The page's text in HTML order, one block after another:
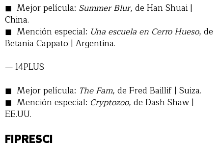
Mejor película: Summer Blur, de Han Shuai |
China.
Mención especial: Una escuela en Cerro Hueso, de
Betania Cappato | Argentina.
— 14PLUS
Mejor película: The Fam, de Fred Baillif | Suiza.
Mención especial: Cryptozoo, de Dash Shaw |
EE.UU.
FIPRESCI